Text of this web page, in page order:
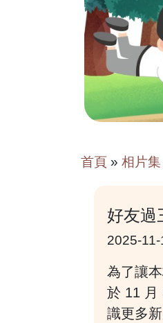
首頁 » 相片集
好友過
2025-11-
為了讓
於 11 月
識更多